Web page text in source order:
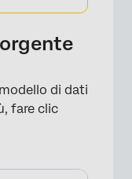
×
di dati
fare clic